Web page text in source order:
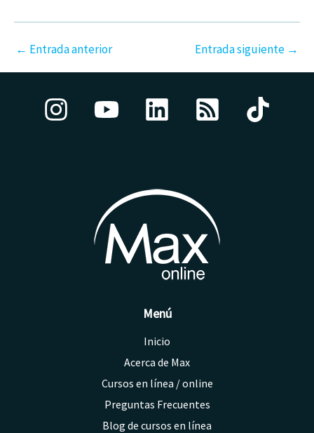
← Entrada anterior Entrada siguiente →
Menú
Inicio
Acerca de Max
Cursos en línea / online
Preguntas Frecuentes
Blog de cursos en línea